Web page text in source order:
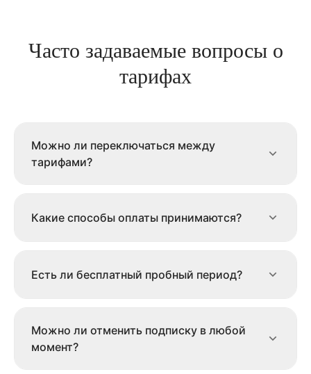
Часто задаваемые вопросы о
тарифах
Можно ли переключаться между
тарифами?
Какие способы оплаты принимаются?
Есть ли бесплатный пробный период?
Можно ли отменить подписку в любой
момент?